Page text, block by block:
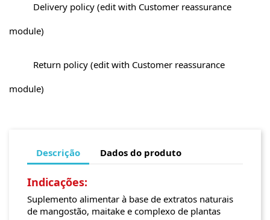
Delivery policy (edit with Customer reassurance
module)
Return policy (edit with Customer reassurance
module)
Descrição Dados do produto
Indicações:
Suplemento alimentar à base de extratos naturais
de mangostão, maitake e complexo de plantas